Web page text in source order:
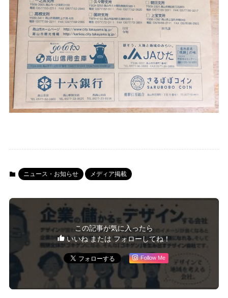
ニュース・お知らせ メディア掲載
この記事が気に入ったら
いいね または フォローしてね！
Follow Me